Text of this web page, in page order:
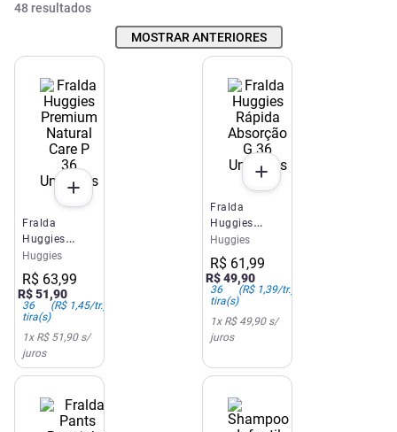
48 resultados
MOSTRAR ANTERIORES
Fralda
Huggies
Premium
Natural Care
P 36
Unidades
Huggies
R$ 63,99
R$51,90
36
tira(s)
(R$ 1,45/tr.)
1x R$ 51,90s/
juros
Fralda
Huggies
Rápida
Absorção G
36 Unidades
Huggies
R$ 61 ,99
R$49,90
36
tira(s)
(R$ 1,39/tr.)
1x R$ 49,90s/
juros